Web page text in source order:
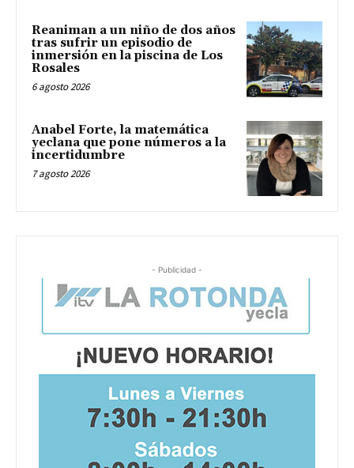
Reaniman a un niño de dos años
tras sufrir un episodio de
inmersión en la piscina de Los
Rosales
6 agosto 2026
Anabel Forte, la matemática
yeclana que pone números a la
incertidumbre
7 agosto 2026
- Publicidad -